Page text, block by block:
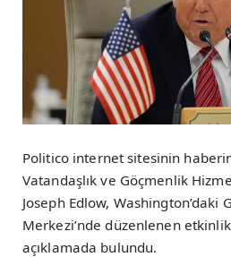
Politico internet sitesinin
Vatandaşlık ve Göçmenlik
Joseph Edlow, Washington’daki
Merkezi’nde düzenlenen
açıklamada bulundu.